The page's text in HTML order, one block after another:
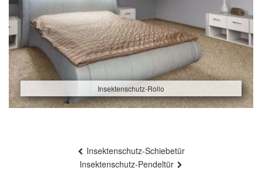
Insektenschutz-Rollo
Insektenschutz-Schiebetür
Insektenschutz-Pendeltür